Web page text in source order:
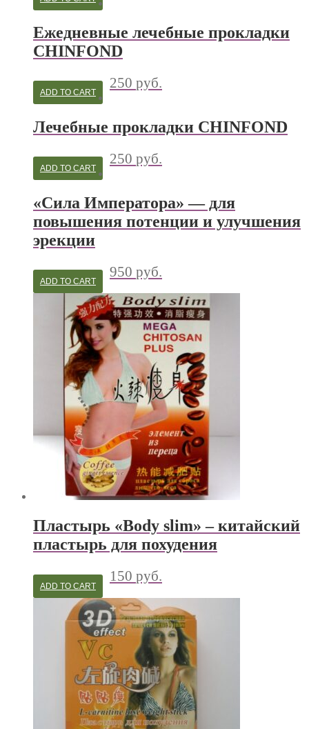
Ежедневные лечебные прокладки
CHINFOND
250 руб.
ADD TO CART
Лечебные прокладки CHINFOND
250 руб.
ADD TO CART
«Сила Императора» — для
повышения потенции и улучшения
эрекции
950 руб.
ADD TO CART
Пластырь «Body slim» – китайский
пластырь для похудения
150 руб.
ADD TO CART